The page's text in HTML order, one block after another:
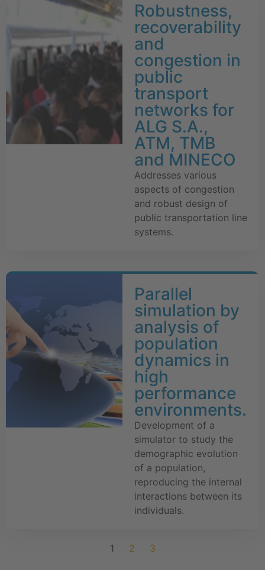
Robustness,
recoverability
and
congestion in
public
transport
networks for
ALG S.A.,
ATM, TMB
and MINECO
Addresses various
aspects of congestion
and robust design of
public transportation line
systems.
Parallel
simulation by
analysis of
population
dynamics in
high
performance
environments.
Development of a
simulator to study the
demographic evolution
of a population,
reproducing the internal
interactions between its
individuals.
1 2 3